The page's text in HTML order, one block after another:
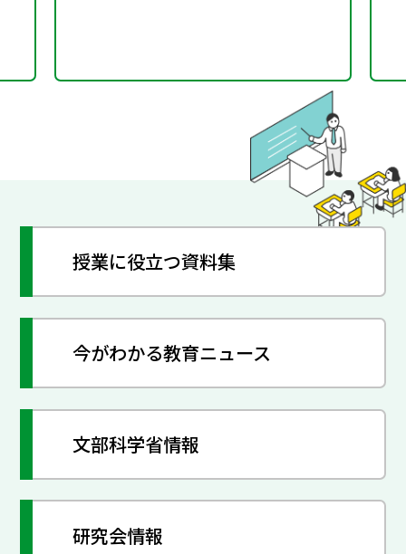
授業に役立つ資料集
今がわかる教育ニュース
文部科学省情報
研究会情報